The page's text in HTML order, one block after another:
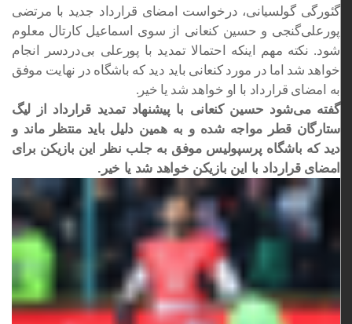
گئورگی گولسیانی، درخواست امضای قرارداد جدید با مرتضی
پورعلی‌گنجی و حسین کنعانی از سوی اسماعیل کارتال معلوم
شود. نکته مهم اینکه احتمالا تمدید با پورعلی بی‌دردسر انجام
خواهد شد اما در مورد کنعانی باید دید که باشگاه در نهایت موفق
به امضای قرارداد با او خواهد شد یا خیر.
گفته می‌شود حسین کنعانی با پیشنهاد تمدید قرارداد از لیگ
ستارگان قطر مواجه شده و به همین دلیل باید منتظر ماند و
دید که باشگاه پرسپولیس موفق به جلب نظر این بازیکن برای
امضای قرارداد با این بازیکن خواهد شد یا خیر.